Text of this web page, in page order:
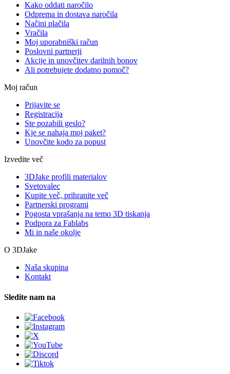
Kako oddati naročilo
Odprema in dostava naročila
Načini plačila
Vračila
Moj uporabniški račun
Poslovni partnerji
Akcije in unovčitev darilnih bonov
Ali potrebujete dodatno pomoč?
Moj račun
Prijavite se
Registracija
Ste pozabili geslo?
Kje se nahaja moj paket?
Unovčite kodo za popust
Izvedite več
3DJake profili materialov
Svetovalec
Kupite več, prihranite več
Partnerski programi
Pogosta vprašanja na temo 3D tiskanja
Podpora za Fablabs
Mi in naše okolje
O 3DJake
Naša skupina
Kontakt
Sledite nam na